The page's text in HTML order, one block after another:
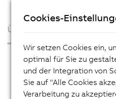
Über uns
Presse
Blog
AutoMates
Cookies-
Wir setzen Cookies ein,
optimal für Sie zu
und der Integration von
Sie auf "Alle Cookies
Verarbeitung zu